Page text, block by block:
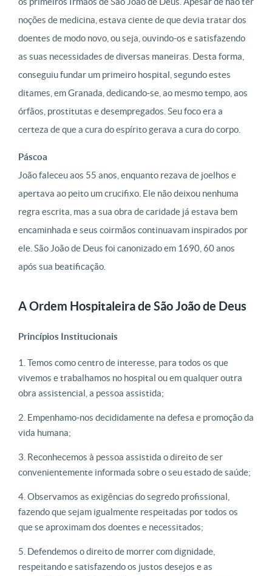
noções de medicina, estava ciente de que devia tratar dos
doentes de modo novo, ou seja, ouvindo-os e satisfazendo
as suas necessidades de diversas maneiras. Desta forma,
conseguiu fundar um primeiro hospital, segundo estes
ditames, em Granada, dedicando-se, ao mesmo tempo, aos
órfãos, prostitutas e desempregados. Seu foco era a
certeza de que a cura do espírito gerava a cura do corpo.
Páscoa
João faleceu aos 55 anos, enquanto rezava de joelhos e
apertava ao peito um crucifixo. Ele não deixou nenhuma
regra escrita, mas a sua obra de caridade já estava bem
encaminhada e seus coirmãos continuavam inspirados por
ele. São João de Deus foi canonizado em 1690, 60 anos
após sua beatificação.
A Ordem Hospitaleira de São João de Deus
Princípios Institucionais
Temos como centro de interesse, para todos os que
vivemos e trabalhamos no hospital ou em qualquer outra
obra assistencial, a pessoa assistida;
Empenhamo-nos decididamente na defesa e promoção da
vida humana;
Reconhecemos à pessoa assistida o direito de ser
convenientemente informada sobre o seu estado de saúde;
Observamos as exigências do segredo profissional,
fazendo que sejam igualmente respeitadas por todos os
que se aproximam dos doentes e necessitados;
Defendemos o direito de morrer com dignidade,
respeitando e satisfazendo os justos desejos e as